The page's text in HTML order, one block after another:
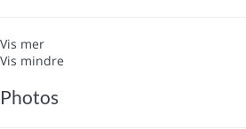
Vis mer
Vis mindre
Photos